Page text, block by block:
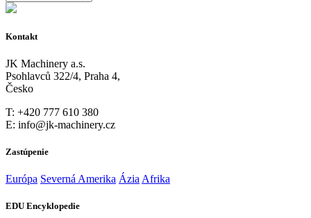
Kontakt
JK Machinery a.s.
Psohlavců 322/4, Praha 4,
Česko
T: +420 777 610 380
E: info@jk-machinery.cz
Zastúpenie
Európa Severná Amerika Ázia Afrika
EDU Encyklopedie